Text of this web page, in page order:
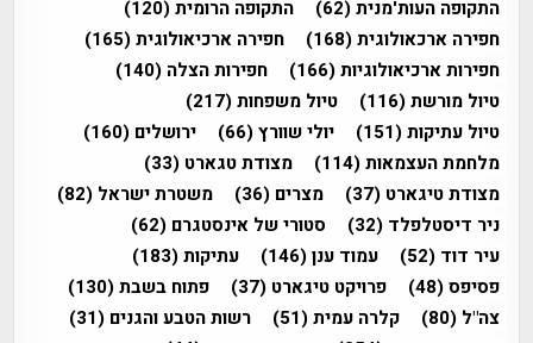
התקופה העות'מנית(62) התקופה הרומית(120)
חפירה ארכאולוגית(168) חפירה ארכיאולוגית(165)
חפירות ארכיאולוגיות(166) חפירות הצלה (140)
טיול מורשת(116) טיול משפחות(217)
טיול עתיקות(151) יולי שוורץ(66) ירושלים (160)
מלחמת העצמאות(114) מצודת טגארט (33)
מצודת טיגארט (37) מצרים (36) משטרת ישראל (82)
ניר דיסטלפלד (32) סטורי של אינסטגרם (62)
עיר דוד (52) עמוד ענן(146) עתיקות(183)
פסיפס(48) פרויקט טיגארט (37) פתוח בשבת(130)
צה"ל (80) קלרה עמית(51) רשות הטבע והגנים (31)